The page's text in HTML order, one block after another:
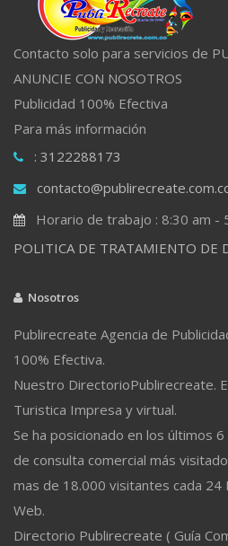
Contacto solo para servicios de
ANUNCIE CON NOSOTROS
Publicidad 100% Efectiva
Para más información
: 3122288173
Horario de trabajo : 8:30 am -
POLITICA DE TRATAMIENTO DE
Nosotros
Publirecreate Agencia de
100% Efectiva.
Nuestro DirectorioPublirecreate.
Turistica Impresa y virtual.
Se ha posicionado en los últimos
de consulta comercial más
mas de 18.000 visitantes cada
Web.
Directorio Publirecreate ( Guía